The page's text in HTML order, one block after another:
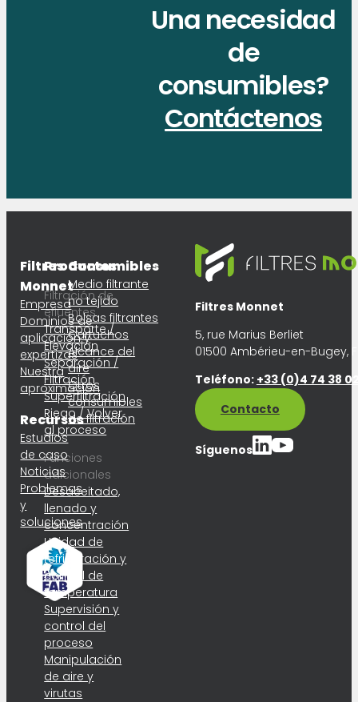
Una necesidad
de
consumibles?
Contáctenos
Filtres
Monnet
Empresa
Dominios de
aplicación y
expertizas
Nuestra
aproximación
Recursos
Estudios
de caso
Noticias
Problemas
y
soluciones
Productos
Filtración de
efluentes
Transporte /
Elevación
Separación /
Filtración
Superfiltración
Riego / Volver
al proceso
Funciones
adicionales
Desaceitado,
llenado y
concentración
Unidad de
refrigeración y
control de
temperatura
Supervisión y
control del
proceso
Manipulación
de aire y
virutas
Consumibles
Medio filtrante
no tejido
Bolsas filtrantes
Cartuchos
Alcance del
aire
Otros
consumibles
de filtración
Filtres Monnet
5, rue Marius Berliet
01500 Ambérieu-en-Bugey,
Teléfono: +33 (0)4 74 38 02
Contacto
Síguenos